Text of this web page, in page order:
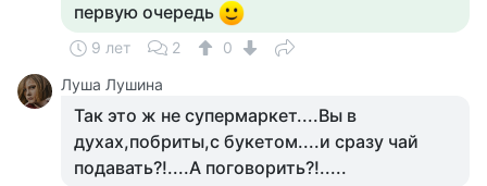
первую очередь
9 лет 2
0
Луша Лушина
Так это ж не супермаркет....Вы в
духах,побриты,с букетом....и сразу чай
подавать?!....А поговорить?!.....